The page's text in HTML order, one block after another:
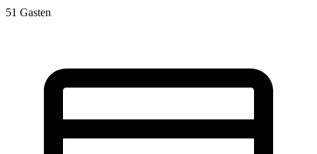
51 Gasten